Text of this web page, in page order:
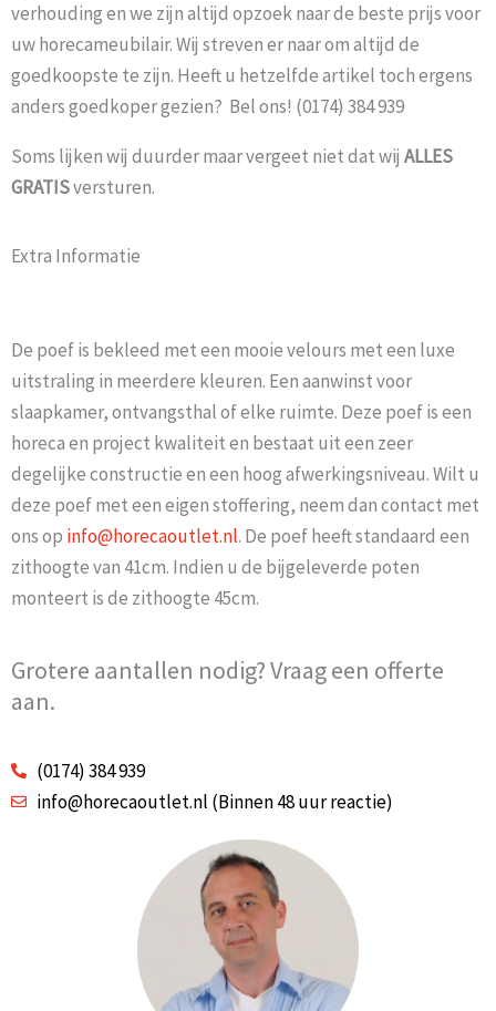
verhouding en we zijn altijd opzoek naar de beste prijs voor
uw horecameubilair. Wij streven er naar om altijd de
goedkoopste te zijn. Heeft u hetzelfde artikel toch ergens
anders goedkoper gezien? Bel ons! (0174) 384 939
Soms lijken wij duurder maar vergeet niet dat wij ALLES
GRATISversturen.
Extra Informatie
De poef is bekleed met een mooie velours met een luxe
uitstraling in meerdere kleuren. Een aanwinst voor
slaapkamer, ontvangsthal of elke ruimte. Deze poef is een
horeca en project kwaliteit en bestaat uit een zeer
degelijke constructie en een hoog afwerkingsniveau. Wilt u
deze poef met een eigen stoffering, neem dan contact met
ons op info@horecaoutlet.nl. De poef heeft standaard een
zithoogte van 41cm. Indien u de bijgeleverde poten
monteert is de zithoogte 45cm.
Grotere aantallen nodig? Vraag een offerte
aan.
(0174) 384 939
info@horecaoutlet.nl (Binnen 48 uur reactie)